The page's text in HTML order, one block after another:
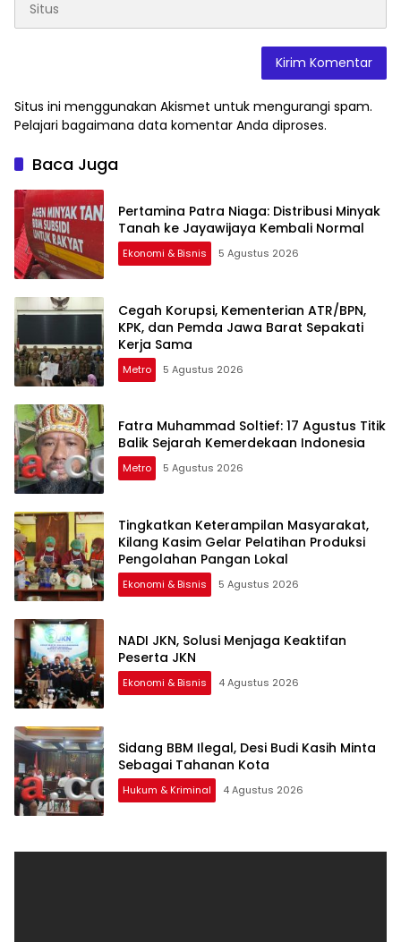
Situs ini menggunakan Akismet untuk mengurangi spam.
Pelajari bagaimana data komentar Anda diproses.
Baca Juga
Pertamina Patra Niaga: Distribusi Minyak
Tanah ke Jayawijaya Kembali Normal
Ekonomi & Bisnis 5 Agustus 2026
Cegah Korupsi, Kementerian ATR/BPN,
KPK, dan Pemda Jawa Barat Sepakati
Kerja Sama
Metro 5 Agustus 2026
Fatra Muhammad Soltief: 17 Agustus Titik
Balik Sejarah Kemerdekaan Indonesia
Metro 5 Agustus 2026
Tingkatkan Keterampilan Masyarakat,
Kilang Kasim Gelar Pelatihan Produksi
Pengolahan Pangan Lokal
Ekonomi & Bisnis 5 Agustus 2026
NADI JKN, Solusi Menjaga Keaktifan
Peserta JKN
Ekonomi & Bisnis 4 Agustus 2026
Sidang BBM Ilegal, Desi Budi Kasih Minta
Sebagai Tahanan Kota
Hukum & Kriminal 4 Agustus 2026